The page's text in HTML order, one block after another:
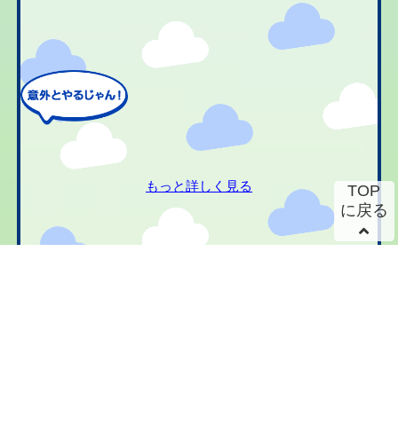
もっと詳しく見る
TOP
に戻る